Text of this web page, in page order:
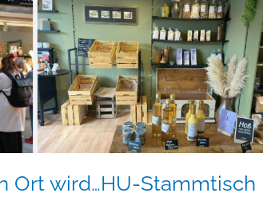
Ort wird…HU-Stammtisch